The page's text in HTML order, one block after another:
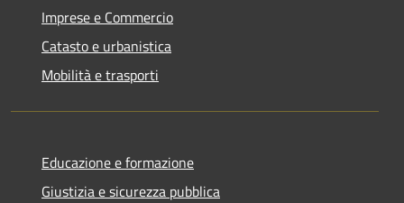
Imprese e Commercio
Catasto e urbanistica
Mobilità e trasporti
Educazione e formazione
Giustizia e sicurezza pubblica